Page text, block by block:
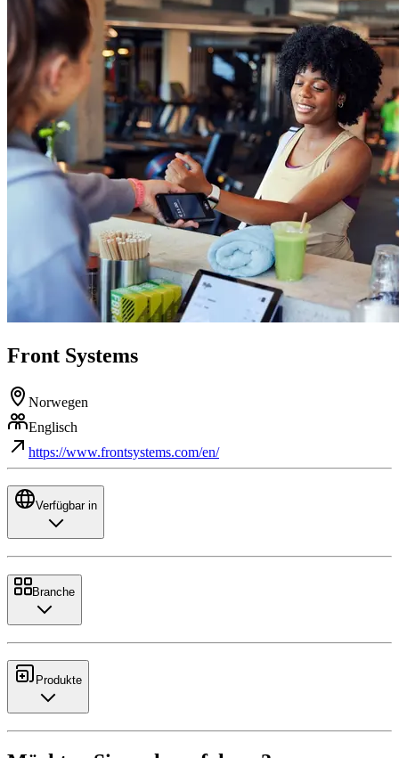
Front Systems
Norwegen
Englisch
https://www.frontsystems.com/en/
Verfügbar in
Branche
Produkte